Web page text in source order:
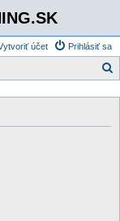
Prihlásiť sa
účet